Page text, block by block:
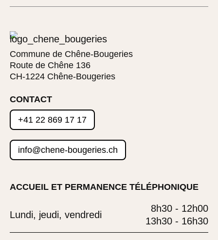
Commune de Chêne-Bougeries
Route de Chêne 136
CH-1224 Chêne-Bougeries
CONTACT
+41 22 869 17 17
info@chene-bougeries.ch
ACCUEIL ET PERMANENCE TÉLÉPHONIQUE
Lundi, jeudi, vendredi
8h30 - 12h00
13h30 - 16h30